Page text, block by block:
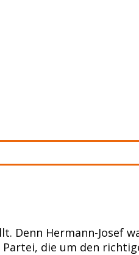
Hermann-Josef
die um den